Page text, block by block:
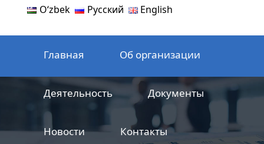
Oʻzbek Русский English
Главная Об организации
Деятельность Документы
Новости Контакты